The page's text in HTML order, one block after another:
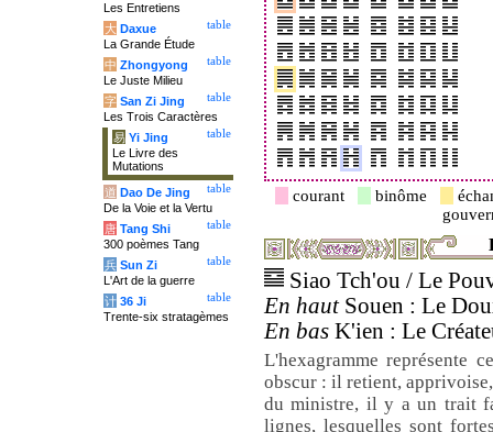
courant binôme
Siao Tch'ou / Le
En hautSouen : Le
En bas K'ien : Le
L'hexagramme représente
obscur : il retient,
du ministre, il y a un trait
lignes, lesquelles sont
Les Entretiens
table
大 Daxue
La Grande Étude
table
中 Zhongyong
Le Juste Milieu
table
字 San Zi Jing
Les Trois Caractères
table
易 Yi Jing
Le Livre des
Mutations
table
道 Dao De Jing
De la Voie et la Vertu
table
唐 Tang Shi
300 poèmes Tang
table
兵 Sun Zi
L'Art de la guerre
table
计 36 Ji
Trente-six stratagèmes